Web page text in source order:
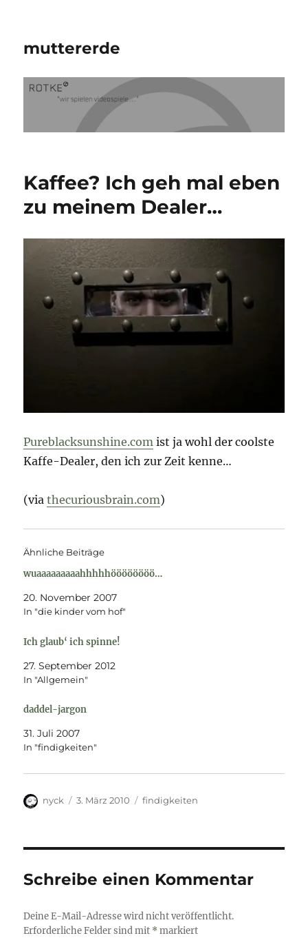
muttererde
Kaffee? Ich geh mal eben
zu meinem Dealer…
Pureblacksunshine.com ist ja wohl der coolste
Kaffe-Dealer, den ich zur Zeit kenne…
(viathecuriousbrain.com)
Ähnliche Beiträge
wuaaaaaaaaahhhhhöööööööö…
20. November 2007
In "die kinder vom hof"
Ich glaub‘ ich spinne!
27. September 2012
In "Allgemein"
daddel-jargon
31. Juli 2007
In "findigkeiten"
Autor
nyck
Veröffentlicht
3. März 2010 Kategorien
findigkeiten
Schreibe einen Kommentar
Deine E-Mail-Adresse wird nicht veröffentlicht.
Erforderliche Felder sind mit *markiert